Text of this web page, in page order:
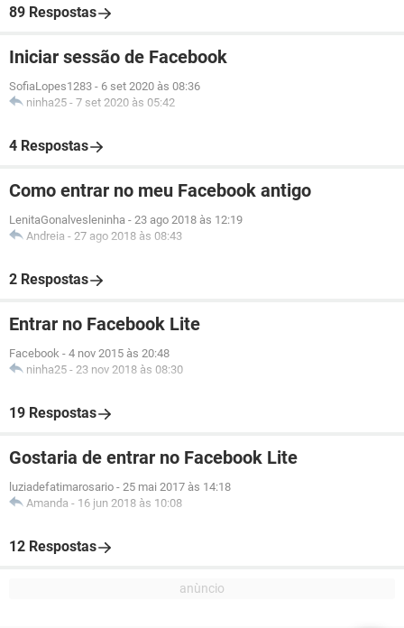
89 Respostas
Iniciar sessão de Facebook
SofiaLopes1283 - 6 set 2020 às 08:36
ninha25 - 7 set 2020 às 05:42
4 Respostas
Como entrar no meu Facebook antigo
LenitaGonalvesleninha - 23 ago 2018 às 12:19
Andreia - 27 ago 2018 às 08:43
2 Respostas
Entrar no Facebook Lite
Facebook - 4 nov 2015 às 20:48
ninha25 - 23 nov 2018 às 08:30
19 Respostas
Gostaria de entrar no Facebook Lite
luziadefatimarosario - 25 mai 2017 às 14:18
Amanda - 16 jun 2018 às 10:08
12 Respostas